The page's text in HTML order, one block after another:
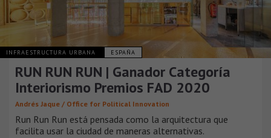
INFRAESTRUCTURA URBANA ESPAÑA
RUN RUN RUN | Ganador Categoría
Interiorismo Premios FAD 2020
Andrés Jaque / Office for Political Innovation
Run Run Run está pensada como la arquitectura que
facilita usar la ciudad de maneras alternativas.